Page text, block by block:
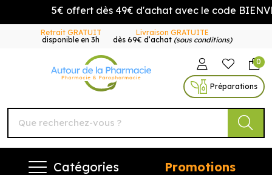
5€ offert dès 49€ d'achat avec le code
Retrait GRATUIT
disponible en 3h
Livraison GRATUITE
dès 69€ d’achat (sous conditions)
Autour de la Pharmacie
0
Préparations
Catégories Promotions